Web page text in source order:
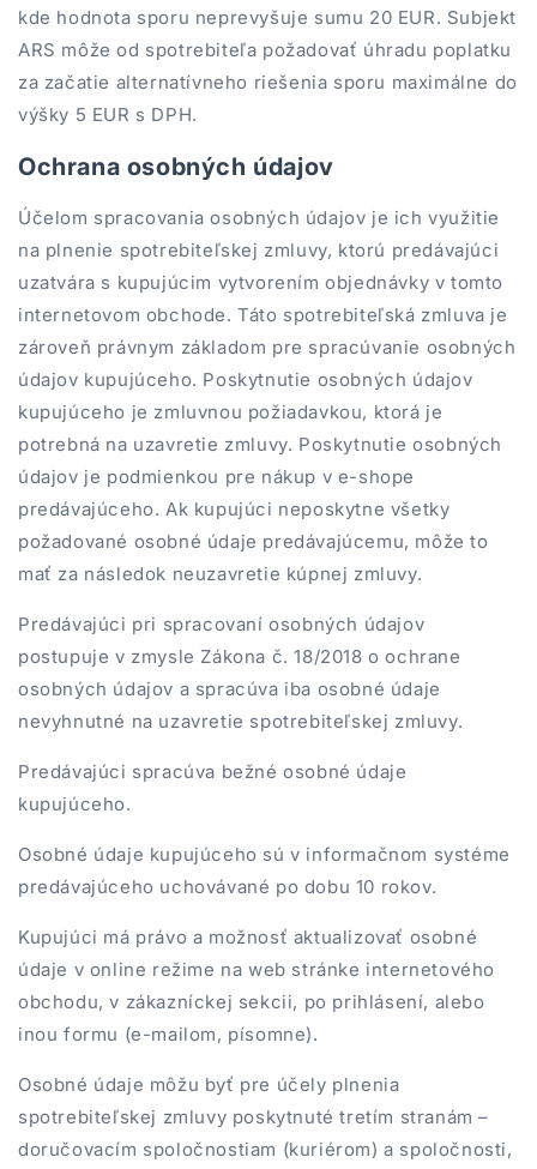
kde hodnota sporu neprevyšuje sumu 20 EUR. Subjekt
ARS môže od spotrebiteľa požadovať úhradu poplatku
za začatie alternatívneho riešenia sporu maximálne do
výšky 5 EUR s DPH.
Ochrana osobných údajov
Účelom spracovania osobných údajov je ich využitie
na plnenie spotrebiteľskej zmluvy, ktorú predávajúci
uzatvára s kupujúcim vytvorením objednávky v tomto
internetovom obchode. Táto spotrebiteľská zmluva je
zároveň právnym základom pre spracúvanie osobných
údajov kupujúceho. Poskytnutie osobných údajov
kupujúceho je zmluvnou požiadavkou, ktorá je
potrebná na uzavretie zmluvy. Poskytnutie osobných
údajov je podmienkou pre nákup v e-shope
predávajúceho. Ak kupujúci neposkytne všetky
požadované osobné údaje predávajúcemu, môže to
mať za následok neuzavretie kúpnej zmluvy.
Predávajúci pri spracovaní osobných údajov
postupuje v zmysle Zákona č. 18/2018 o ochrane
osobných údajov a spracúva iba osobné údaje
nevyhnutné na uzavretie spotrebiteľskej zmluvy.
Predávajúci spracúva bežné osobné údaje
kupujúceho.
Osobné údaje kupujúceho sú v informačnom systéme
predávajúceho uchovávané po dobu 10 rokov.
Kupujúci má právo a možnosť aktualizovať osobné
údaje v online režime na web stránke internetového
obchodu, v zákazníckej sekcii, po prihlásení, alebo
inou formu (e-mailom, písomne).
Osobné údaje môžu byť pre účely plnenia
spotrebiteľskej zmluvy poskytnuté tretím stranám –
doručovacím spoločnostiam (kuriérom) a spoločnosti,